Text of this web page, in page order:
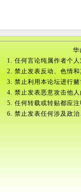
华
1. 任何言论纯属作者个
2. 禁止发表反动、色情
3. 禁止利用本论坛进行
4. 禁止发表恶意攻击他
5. 任何转载或转贴都应
6. 禁止发表任何涉及政